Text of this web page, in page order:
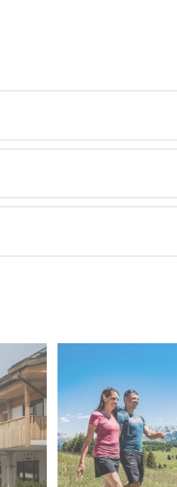
verwandeln